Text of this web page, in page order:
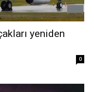
yeniden
0